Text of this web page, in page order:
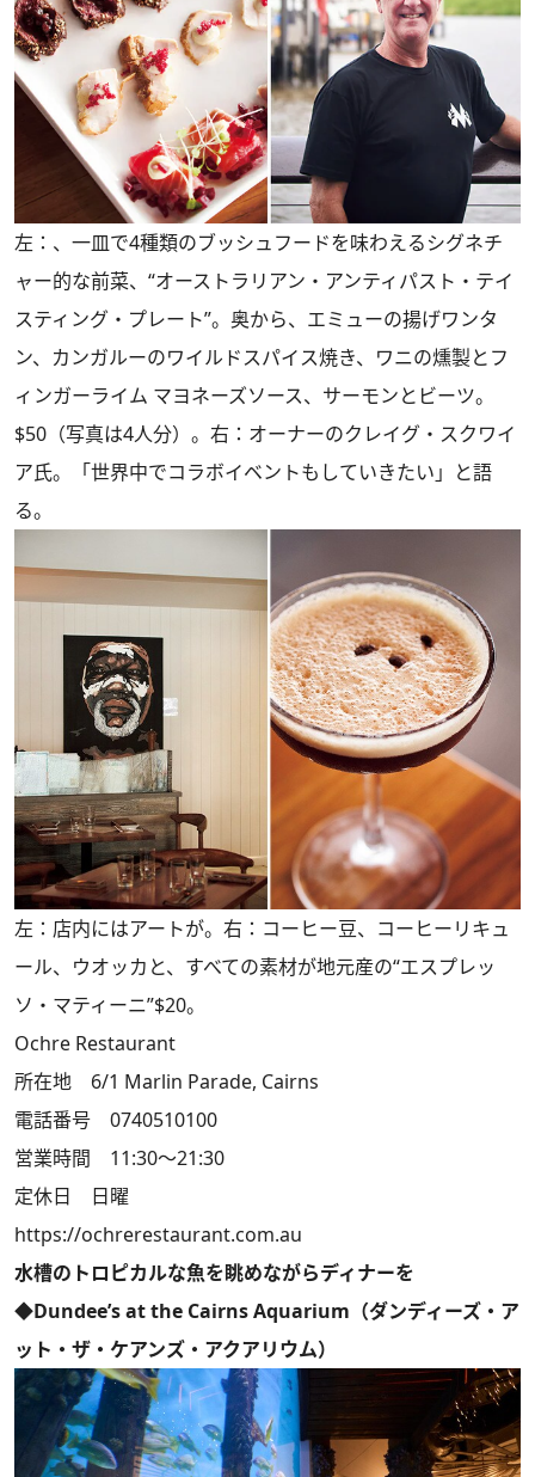
左：、一皿で4種類のブッシュフードを味わえるシグネチ
ャー的な前菜、“オーストラリアン・アンティパスト・テイ
スティング・プレート”。奥から、エミューの揚げワンタ
ン、カンガルーのワイルドスパイス焼き、ワニの燻製とフ
ィンガーライム マヨネーズソース、サーモンとビーツ。
$50（写真は4人分）。右：オーナーのクレイグ・スクワイ
ア氏。「世界中でコラボイベントもしていきたい」と語
る。
左：店内にはアートが。右：コーヒー豆、コーヒーリキュ
ール、ウオッカと、すべての素材が地元産の“エスプレッ
ソ・マティーニ”$20。
Ochre Restaurant
所在地 6/1 Marlin Parade, Cairns
電話番号 0740510100
営業時間 11:30～21:30
定休日 日曜
https://ochrerestaurant.com.au
水槽のトロピカルな魚を眺めながらディナーを
◆Dundee’s at the Cairns Aquarium（ダンディーズ・ア
ット・ザ・ケアンズ・アクアリウム）